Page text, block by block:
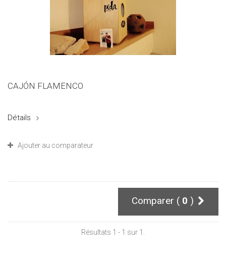
CAJÓN FLAMENCO
Détails
Ajouter au comparateur
Comparer ( 0 )
Résultats 1 - 1 sur 1.